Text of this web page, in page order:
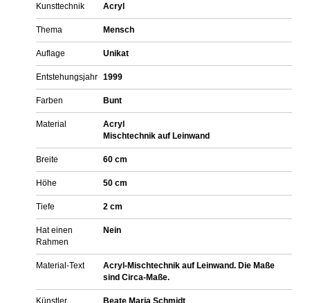
Kunsttechnik Acryl
Thema Mensch
Auflage Unikat
Entstehungsjahr 1999
Farben Bunt
Material
Acryl
Mischtechnik auf Leinwand
Breite 60 cm
Höhe 50 cm
Tiefe 2 cm
Hat einen
Rahmen
Nein
Material-Text
Acryl-Mischtechnik auf Leinwand. Die Maße
sind Circa-Maße.
Künstler Beate Maria Schmidt